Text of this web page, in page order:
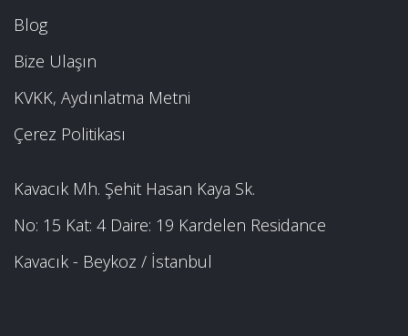
Blog
Bize Ulaşın
KVKK, Aydınlatma Metni
Çerez Politikası
Kavacık Mh. Şehit Hasan Kaya Sk.
No: 15 Kat: 4 Daire: 19 Kardelen Residance
Kavacık - Beykoz / İstanbul